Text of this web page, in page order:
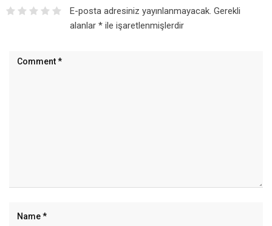
E-posta adresiniz yayınlanmayacak. Gerekli
alanlar *ile işaretlenmişlerdir